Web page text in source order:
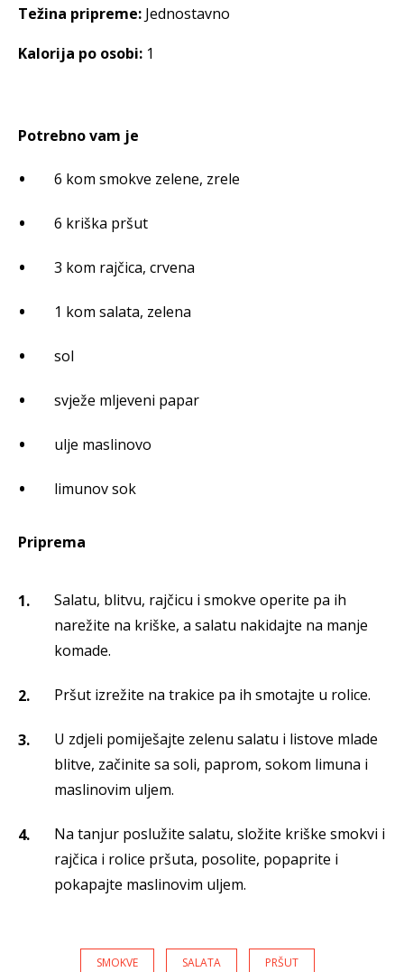
Težina pripreme: Jednostavno
Kalorija po osobi: 1
Potrebno vam je
6 kom smokve zelene, zrele
6 kriška pršut
3 kom rajčica, crvena
1 kom salata, zelena
sol
svježe mljeveni papar
ulje maslinovo
limunov sok
Priprema
Salatu, blitvu, rajčicu i smokve operite pa ih
narežite na kriške, a salatu nakidajte na manje
komade.
Pršut izrežite na trakice pa ih smotajte u rolice.
U zdjeli pomiješajte zelenu salatu i listove mlade
blitve, začinite sa soli, paprom, sokom limuna i
maslinovim uljem.
Na tanjur poslužite salatu, složite kriške smokvi i
rajčica i rolice pršuta, posolite, popaprite i
pokapajte maslinovim uljem.
SMOKVE SALATA PRŠUT